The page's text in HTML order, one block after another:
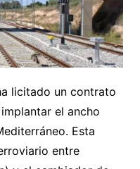
licitado un contrato
el ancho
Esta
entre